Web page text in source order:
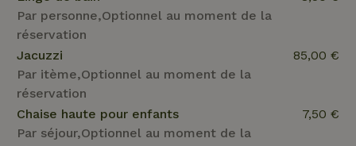
Par personne,Optionnel au moment de la
réservation
Jacuzzi
Par itème,Optionnel au moment de la
réservation
85,00 €
Chaise haute pour enfants
Par séjour,Optionnel au moment de la
7,50 €